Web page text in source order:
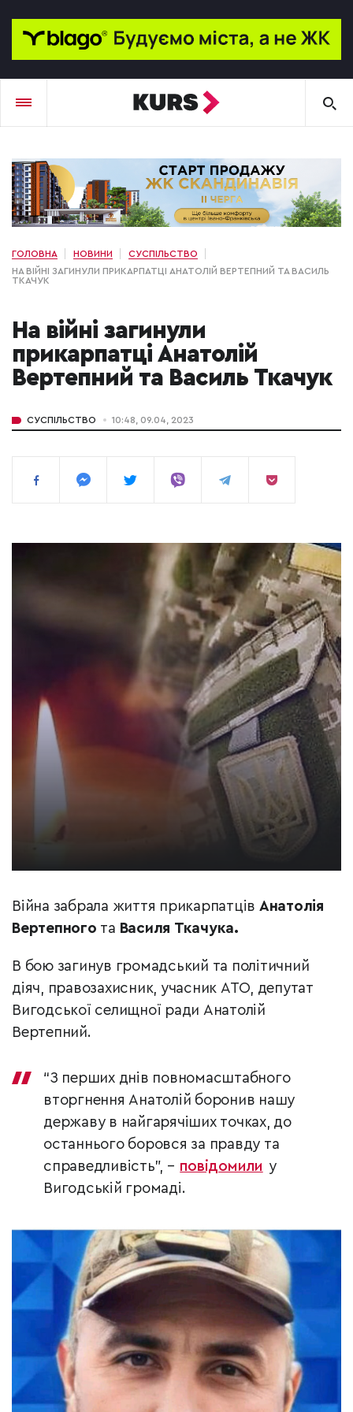
ГОЛОВНА НОВИНИ
СУСПІЛЬСТВО
НА ВІЙНІ ЗАГИНУЛИ ПРИКАРПАТЦІ АНАТОЛІЙ ВЕРТЕПНИЙ ТА ВАСИЛЬ
ТКАЧУК
На війні загинули
прикарпатці Анатолій
Вертепний та Василь Ткачук
СУСПІЛЬСТВО 10:48, 09.04, 2023
Війна забрала життя прикарпатців Анатолія
Вертепного та Василя Ткачука.
В бою загинув громадський та політичний
діяч, правозахисник, учасник АТО, депутат
Вигодської селищної ради Анатолій
Вертепний.
“З перших днів повномасштабного
вторгнення Анатолій боронив нашу
державу в найгарячіших точках, до
останнього боровся за правду та
справедливість”, – повідомили у
Вигодській громаді.